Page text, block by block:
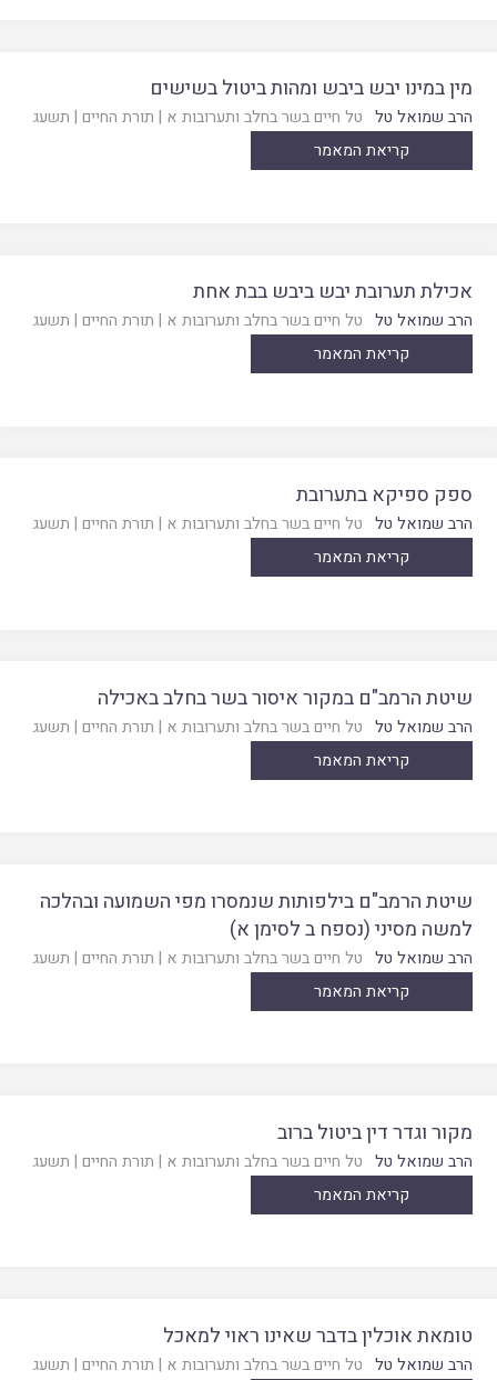
מין במינו יבש ביבש ומהות ביטול בשישים
הרב שמואל טל טל חיים בשר בחלב ותערובות א | תורת החיים | תשעג
קריאת המאמר
אכילת תערובת יבש ביבש בבת אחת
הרב שמואל טל טל חיים בשר בחלב ותערובות א | תורת החיים | תשעג
קריאת המאמר
ספק ספיקא בתערובת
הרב שמואל טל טל חיים בשר בחלב ותערובות א | תורת החיים | תשעג
קריאת המאמר
שיטת הרמב"ם במקור איסור בשר בחלב באכילה
הרב שמואל טל טל חיים בשר בחלב ותערובות א | תורת החיים | תשעג
קריאת המאמר
שיטת הרמב"ם בילפותות שנמסרו מפי השמועה ובהלכה
למשה מסיני (נספח ב לסימן א)
הרב שמואל טל טל חיים בשר בחלב ותערובות א | תורת החיים | תשעג
קריאת המאמר
מקור וגדר דין ביטול ברוב
הרב שמואל טל טל חיים בשר בחלב ותערובות א | תורת החיים | תשעג
קריאת המאמר
טומאת אוכלין בדבר שאינו ראוי למאכל
הרב שמואל טל טל חיים בשר בחלב ותערובות א | תורת החיים | תשעג